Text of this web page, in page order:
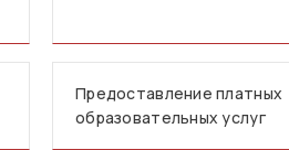
Предоставление платных
образовательных услуг